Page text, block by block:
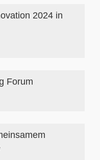
2024 in
Forum